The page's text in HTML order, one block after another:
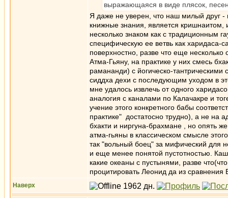
выражающаяся в виде плясок,
Я даже не уверен, что наш милый друг
книжные знания, является
несколько знаком как с традиционным
специфическую ее ветвь как
поверхностно, разве что еще
Атма-Гьяну, на практике у них смесь
рамананди) с йогическо-
сиддха дехи с последующим уходом в
мне удалось извлечь от одного
аналогия с каналами по Калачакре и
учение этого конкретного бабы
практике" достатосно трудно), а не на
бхакти и ниргуна-брахмане , но опять
атма-гьяны в классическом смысле
так "вольный боец" за мифический для
и еще менее понятой пустотностью.
какие океаны с пустынями, разве
процитировать Леонид да из
Наверх